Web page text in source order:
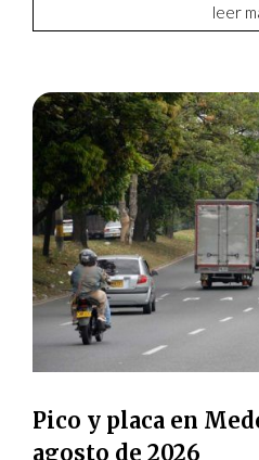
leer
Pico y placa en
agosto de 2026